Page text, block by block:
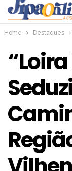
Home Destaques